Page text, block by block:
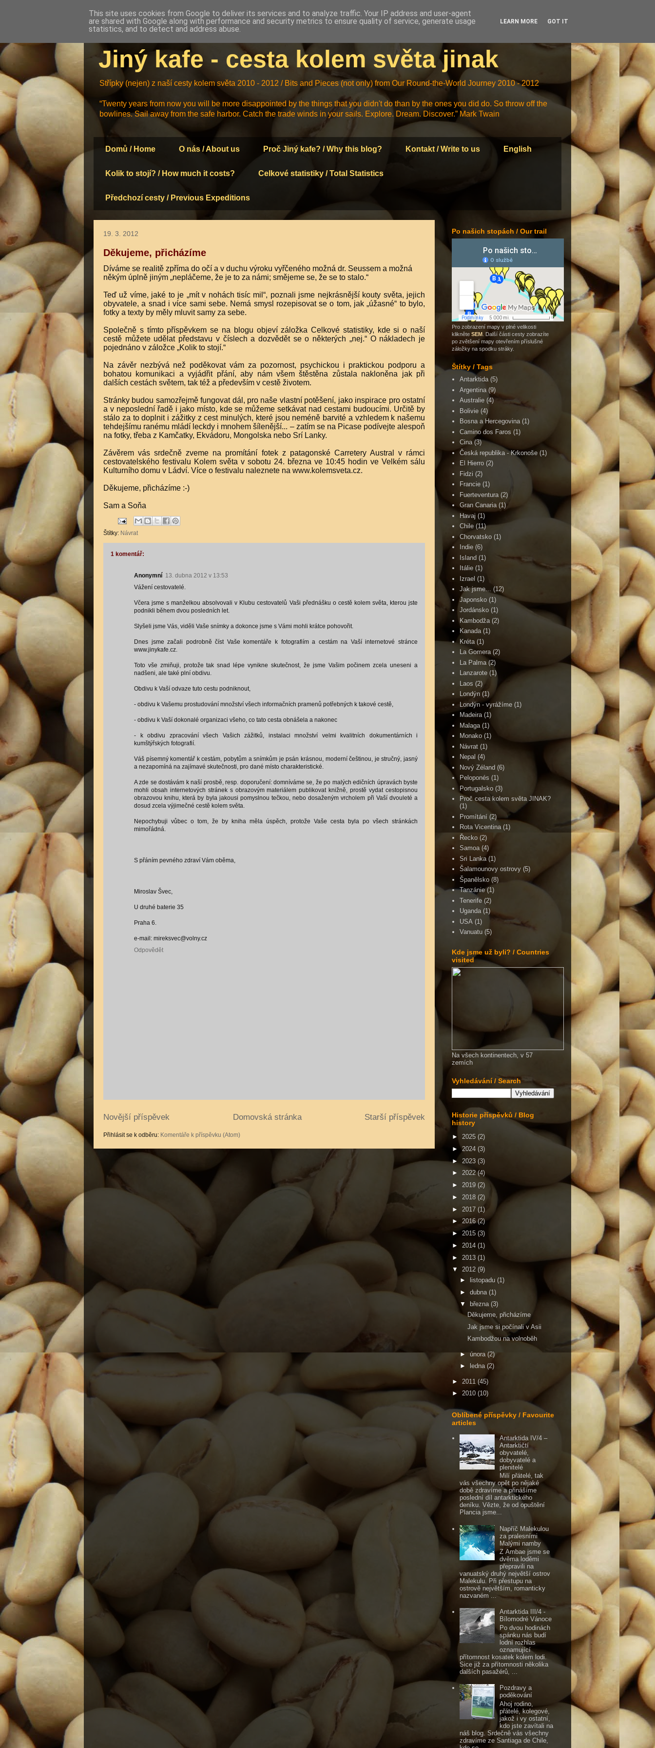
Jiný kafe - cesta kolem světa jinak
Střípky (nejen) z naší cesty kolem světa 2010 - 2012 / Bits and Pieces (not only) from Our Round-the-World Journey 2010 - 2012
“Twenty years from now you will be more disappointed by the things that you didn't do than by the ones you did do. So throw off the
bowlines. Sail away from the safe harbor. Catch the trade winds in your sails. Explore. Dream. Discover.” Mark Twain
Domů / Home O nás / About us Proč Jiný kafe? / Why this blog? Kontakt / Write to us English
Kolik to stojí? / How much it costs? Celkové statistiky / Total Statistics
Předchozí cesty / Previous Expeditions
19. 3. 2012
Děkujeme, přicházíme
Díváme se realitě zpříma do očí a v duchu výroku vyřčeného možná dr. Seussem a možná
někým úplně jiným „nepláčeme, že je to za námi; smějeme se, že se to stalo.“
Teď už víme, jaké to je „mít v nohách tisíc mil“, poznali jsme nejkrásnější kouty světa, jejich
obyvatele, a snad i více sami sebe. Nemá smysl rozepisovat se o tom, jak „úžasné“ to bylo,
fotky a texty by měly mluvit samy za sebe.
Společně s tímto příspěvkem se na blogu objeví záložka Celkové statistiky, kde si o naší
cestě můžete udělat představu v číslech a dozvědět se o některých „nej.“ O nákladech je
pojednáno v záložce „Kolik to stojí.“
Na závěr nezbývá než poděkovat vám za pozornost, psychickou i praktickou podporu a
bohatou komunikaci a vyjádřit přání, aby nám všem štěstěna zůstala nakloněna jak při
dalších cestách světem, tak též a především v cestě životem.
Stránky budou samozřejmě fungovat dál, pro naše vlastní potěšení, jako inspirace pro ostatní
a v neposlední řadě i jako místo, kde se můžeme setkávat nad cestami budoucími. Určitě by
stálo za to doplnit i zážitky z cest minulých, které jsou neméně barvité a vzhledem k našemu
tehdejšímu ranému mládí leckdy i mnohem šílenější... – zatím se na Picase podívejte alespoň
na fotky, třeba z Kamčatky, Ekvádoru, Mongolska nebo Srí Lanky.
Závěrem vás srdečně zveme na promítání fotek z patagonské Carretery Austral v rámci
cestovatelského festivalu Kolem světa v sobotu 24. března ve 10:45 hodin ve Velkém sálu
Kulturního domu v Ládví. Více o festivalu naleznete na www.kolemsveta.cz.
Děkujeme, přicházíme :-)
Sam a Soňa
Štítky: Návrat
1 komentář:
Anonymní 13. dubna 2012 v 13:53
Vážení cestovatelé.
Včera jsme s manželkou absolvovali v Klubu cestovatelů Vaši přednášku o cestě kolem světa, kterou jste
podnikli během dvou posledních let.
Slyšeli jsme Vás, viděli Vaše snímky a dokonce jsme s Vámi mohli krátce pohovořit.
Dnes jsme začali podrobně číst Vaše komentáře k fotografiím a cestám na Vaší internetové stránce
www.jinykafe.cz.
Toto vše zmiňuji, protože tak snad lépe vynikne skutečnost, že jsme Vašim počinem zcela uneseni a
nadšeni, ale také plní obdivu.
Obdivu k Vaší odvaze tuto cestu podniknout,
- obdivu k Vašemu prostudování množství všech informačních pramenů potřebných k takové cestě,
- obdivu k Vaší dokonalé organizaci všeho, co tato cesta obnášela a nakonec
- k obdivu zpracování všech Vašich zážitků, instalaci množství velmi kvalitních dokumentárních i
kumštýřských fotografií.
Váš písemný komentář k cestám, pobytům a snímkům je psán krásnou, moderní češtinou, je stručný, jasný
a nezapomíná na zajímavé skutečnosti, pro dané místo charakteristické.
A zde se dostávám k naší prosbě, resp. doporučení: domníváme se, že po malých edičních úpravách byste
mohli obsah internetových stránek s obrazovým materiálem publikovat knižně, prostě vydat cestopisnou
obrazovou knihu, která by byla jakousi pomyslnou tečkou, nebo dosaženým vrcholem při Vaší dvouleté a
dosud zcela výjimečné cestě kolem světa.
Nepochybuji vůbec o tom, že by kniha měla úspěch, protože Vaše cesta byla po všech stránkách
mimořádná.
S přáním pevného zdraví Vám oběma,
Miroslav Švec,
U druhé baterie 35
Praha 6.
e-mail: mireksvec@volny.cz
Odpovědět
Novější příspěvek Starší příspěvek
Domovská stránka
Přihlásit se k odběru: Komentáře k příspěvku (Atom)
Po našich stopách / Our trail
Pro zobrazení mapy v plné velikosti
klikněte SEM . Další části cesty zobrazíte
po zvětšení mapy otevřením příslušné
záložky na spodku stráky.
Štítky / Tags
Antarktida (5)
Argentina (9)
Australie (4)
Bolivie (4)
Bosna a Hercegovina (1)
Camino dos Faros (1)
Cina (3)
Česká republika - Krkonoše (1)
El Hierro (2)
Fidzi (2)
Francie (1)
Fuerteventura (2)
Gran Canaria (1)
Havaj (1)
Chile (11)
Chorvatsko (1)
Indie (6)
Island (1)
Itálie (1)
Izrael (1)
Jak jsme... (12)
Japonsko (1)
Jordánsko (1)
Kambodža (2)
Kanada (1)
Kréta (1)
La Gomera (2)
La Palma (2)
Lanzarote (1)
Laos (2)
Londýn (1)
Londýn - vyrážíme (1)
Madeira (1)
Malaga (1)
Monako (1)
Návrat (1)
Nepal (4)
Nový Zéland (6)
Peloponés (1)
Portugalsko (3)
Proč cesta kolem světa JINAK?
(1)
Promítání (2)
Rota Vicentina (1)
Řecko (2)
Samoa (4)
Sri Lanka (1)
Šalamounovy ostrovy (5)
Španělsko (8)
Tanzánie (1)
Tenerife (2)
Uganda (1)
USA (1)
Vanuatu (5)
Kde jsme už byli? / Countries
visited
Na všech kontinentech, v 57
zemích
Vyhledávání / Search
Historie příspěvků / Blog
history
► 2025 (2)
►2024 (3)
► 2023 (3)
► 2022(4)
► 2019 (2)
► 2018 (2)
► 2017 (1)
► 2016(2)
► 2015 (3)
► 2014 (1)
► 2013 (1)
▼ 2012 (9)
►
listopadu (1)
► dubna (1)
▼
března (3)
Děkujeme, přicházíme
Jak jsme si počínali v Asii
Kambodžou na volnoběh
► února (2)
►
ledna (2)
► 2011 (45)
► 2010 (10)
Oblíbené příspěvky / Favourite
articles
Antarktida IV/4 –
Antarktičtí
obyvatelé,
dobyvatelé a
plenitelé
Milí přátelé, tak
vás všechny opět po nějaké
době zdravíme a přinášíme
poslední díl antarktického
deníku. Vězte, že od opuštění
Plancia jsme...
Napříč Malekulou
za pralesními
Malými namby
Z Ambae jsme se
dvěma loděmi
přepravili na
vanuatský druhý největší ostrov
Malekulu. Při přestupu na
ostrově největším, romanticky
nazvaném ...
Antarktida III/4 -
Bílomodré Vánoce
Po dvou hodinách
spánku nás budí
lodní rozhlas
oznamující
přítomnost kosatek kolem lodi.
Sice již za přítomnosti několika
dalších pasažérů, ...
Pozdravy a
poděkování
Ahoj rodino,
přátelé, kolegové,
jakož i vy ostatní,
kdo jste zavítali na
náš blog. Srdečně vás všechny
zdravíme ze Santiaga de Chile,
This site uses cookies from Google to deliver its services and to analyze traffic. Your IP address and user-agent
are shared with Google along with performance and security metrics to ensure quality of service, generate usage
statistics, and to detect and address abuse.
LEARN MORE GOT IT